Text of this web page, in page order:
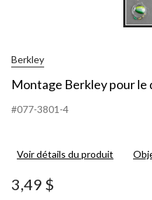
Berkley
Montage Berkley pour le
#077-3801-4
Voir détails du produit
3,49 $